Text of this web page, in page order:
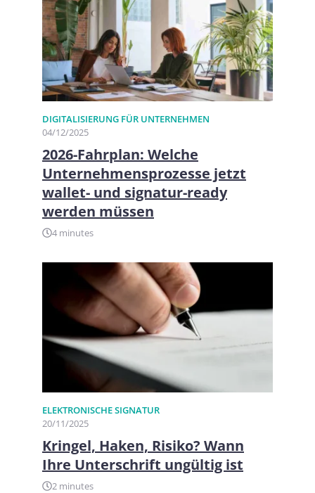
DIGITALISIERUNG FÜR UNTERNEHMEN​
04/12/2025
2026-Fahrplan: Welche
Unternehmensprozesse jetzt
wallet- und signatur-ready
werden müssen
4 minutes
ELEKTRONISCHE SIGNATUR
20/11/2025
Kringel, Haken, Risiko? Wann
Ihre Unterschrift ungültig ist
2 minutes